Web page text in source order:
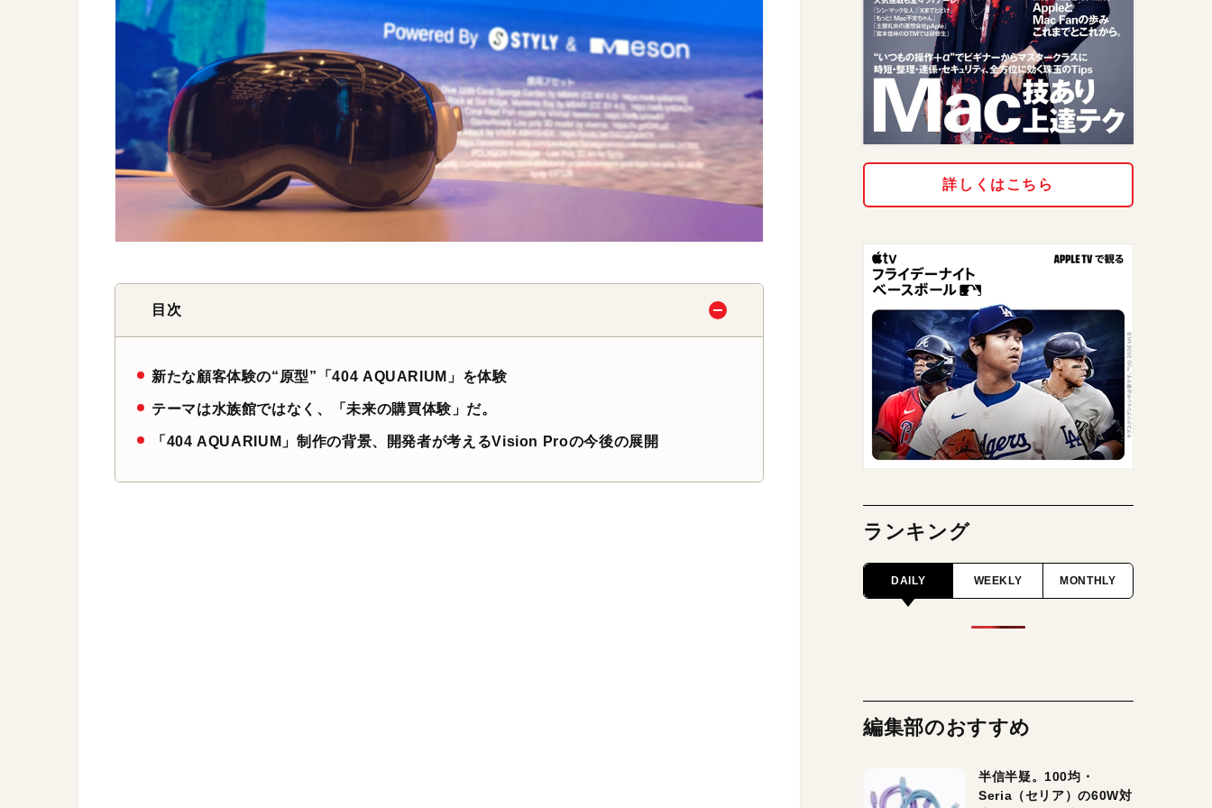
目次
新たな顧客体験の“原型”「404 AQUARIUM」を体験
テーマは水族館ではなく、「未来の購買体験」だ。
「404 AQUARIUM」制作の背景、開発者が考えるVision Proの今後の展開
詳しくはこちら
ランキング
DAILY WEEKLY MONTHLY
編集部のおすすめ
半信半疑。100均・
Seria（セリア）の60W対